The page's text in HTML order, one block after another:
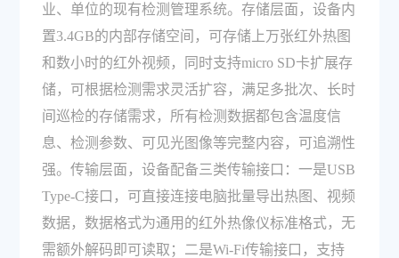
业、单位的现有检测管理系统。存储层面，设备内
置3.4GB的内部存储空间，可存储上万张红外热图
和数小时的红外视频，同时支持micro SD卡扩展存
储，可根据检测需求灵活扩容，满足多批次、长时
间巡检的存储需求，所有检测数据都包含温度信
息、检测参数、可见光图像等完整内容，可追溯性
强。传输层面，设备配备三类传输接口：一是USB
Type-C接口，可直接连接电脑批量导出热图、视频
数据，数据格式为通用的红外热像仪标准格式，无
需额外解码即可读取；二是Wi-Fi传输接口，支持